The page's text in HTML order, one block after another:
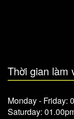
Thời gian làm
Monday - Friday:
Saturday: